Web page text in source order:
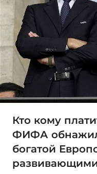
Кто кому
ФИФА
богатой